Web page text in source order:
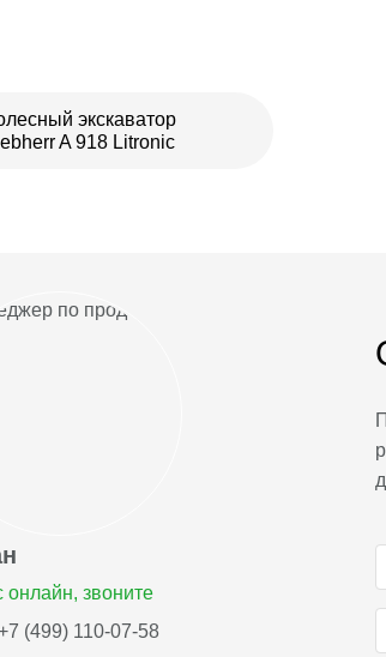
экскаватор
A 918 Litronic
онлайн, звоните
(499) 110-07-58